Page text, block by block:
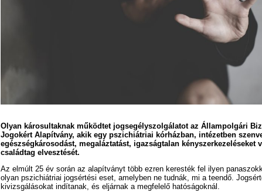
Olyan károsultaknak működtet jogsegélyszolgálatot az Állampolgári
Jogokért Alapítvány, akik egy pszichiátriai kórházban, intézetben
egészségkárosodást, megaláztatást, igazságtalan kényszerkezeléseket
családtag elvesztését.
Az elmúlt 25 év során az alapítványt több ezren keresték fel ilyen
olyan pszichiátriai jogsértési eset, amelyben ne tudnák, mi a teendő.
kivizsgálásokat indítanak, és eljárnak a megfelelő hatóságoknál.